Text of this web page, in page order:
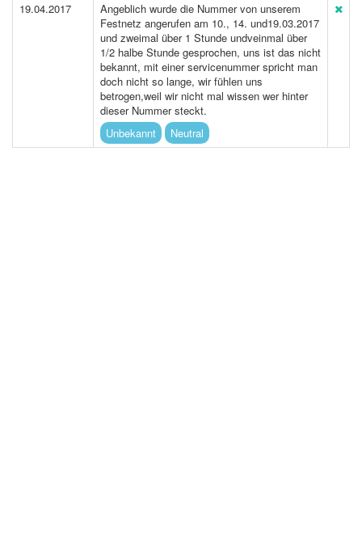
19.04.2017
Angeblich wurde die Nummer von unserem
Festnetz angerufen am 10., 14. und19.03.2017
und zweimal über 1 Stunde undveinmal über
1/2 halbe Stunde gesprochen, uns ist das nicht
bekannt, mit einer servicenummer spricht man
doch nicht so lange, wir fühlen uns
betrogen,weil wir nicht mal wissen wer hinter
dieser Nummer steckt.
Unbekannt
Neutral